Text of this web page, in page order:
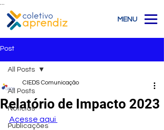
MENU
Post
All Posts
Notícias
Publicações
All Posts
Relatório de Impacto 2023
CIEDS Comunicação
Acesse aqui